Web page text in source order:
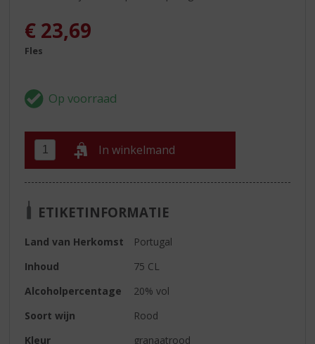
€ 23,69
Fles
In winkelmand
ETIKETINFORMATIE
Land van Herkomst
Portugal
Inhoud
75 CL
Alcoholpercentage
20% vol
Soort wijn
Rood
Kleur
granaatrood